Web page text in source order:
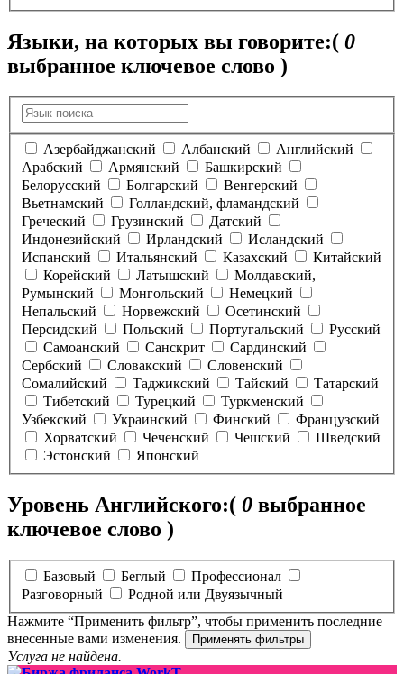
Языки, на которых вы говорите:( 0
выбранное ключевое слово )
Азербайджанский Албанский
Английский
Арабский
Армянский
Башкирский
Белорусский
Болгарский
Венгерский
Вьетнамский
Голландский, фламандский
Греческий
Грузинский
Датский
Индонезийский
Ирландский
Исландский
Испанский
Итальянский Казахский
Китайский
Корейский
Латышский
Молдавский,
Румынский
Монгольский
Немецкий
Непальский
Норвежский
Осетинский
Персидский
Польский Португальский
Русский
Самоанский
Санскрит
Сардинский
Сербский
Словакский
Словенский
Сомалийский
Таджикский Тайский
Татарский
Тибетский
Турецкий
Туркменский
Узбекский
Украинский Финский
Французский
Хорватский
Чеченский Чешский
Шведский
Эстонский
Японский
Уровень Английского:( 0 выбранное
ключевое слово )
Базовый Беглый
Профессионал
Разговорный
Родной или Двуязычный
Нажмите “Применить фильтр”, чтобы применить последние
внесенные вами изменения.
Услуга не найдена.